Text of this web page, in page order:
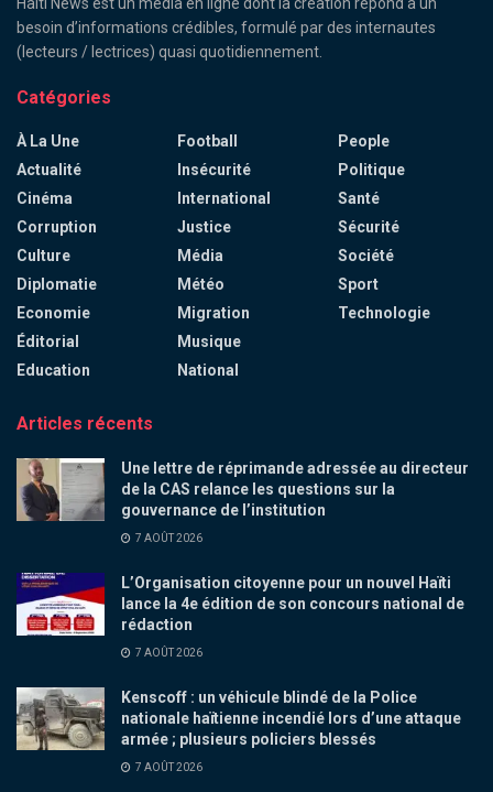
besoin d’informations crédibles, formulé par des internautes
(lecteurs / lectrices) quasi quotidiennement.
Catégories
À La Une
Actualité
Cinéma
Corruption
Culture
Diplomatie
Economie
Éditorial
Education
Football
Insécurité
International
Justice
Média
Météo
Migration
Musique
National
People
Politique
Santé
Sécurité
Société
Sport
Technologie
Articles récents
Une lettre de réprimande adressée au directeur
de la CAS relance les questions sur la
gouvernance de l’institution
7 AOÛT 2026
L’Organisation citoyenne pour un nouvel Haïti
lance la 4e édition de son concours national de
rédaction
7 AOÛT 2026
Kenscoff : un véhicule blindé de la Police
nationale haïtienne incendié lors d’une attaque
armée ; plusieurs policiers blessés
7 AOÛT 2026